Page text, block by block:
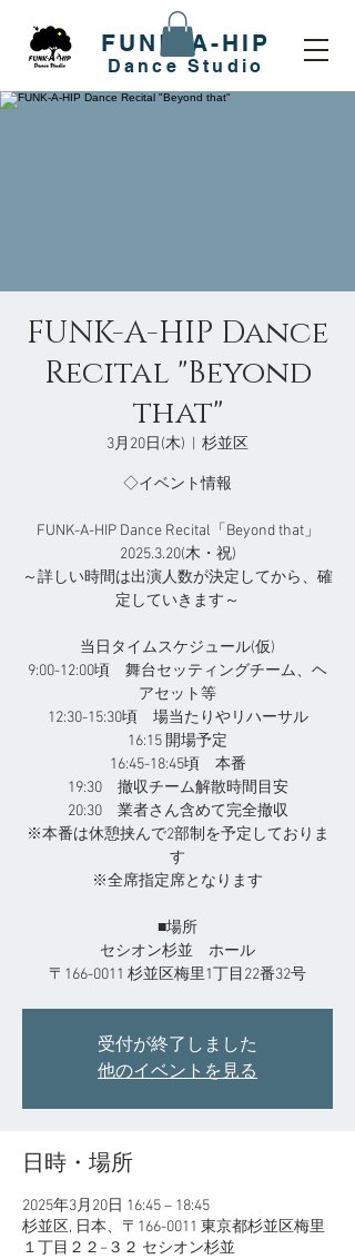
FUNK-A-HIP
​Dance Studio
FUNK-A-HIP Dance
Recital "Beyond
that"
3月20日(木) 杉並区
◇イベント情報
FUNK-A-HIP Dance Recital「Beyond that」
2025.3.20(木・祝)
～詳しい時間は出演人数が決定してから、確
定していきます～
当日タイムスケジュール(仮)
9:00-12:00頃 舞台セッティングチーム、ヘ
アセット等
12:30-15:30頃 場当たりやリハーサル
16:15 開場予定
16:45-18:45頃 本番
19:30 撤収チーム解散時間目安
20:30 業者さん含めて完全撤収
※本番は休憩挟んで2部制を予定しておりま
す
※全席指定席となります
■場所
セシオン杉並 ホール
受付が終了しました
他のイベントを見る
日時・場所
2025年3月20日 16:45 – 18:45
杉並区, 日本、〒166-0011 東京都杉並区梅里
１丁目２２−３２ セシオン杉並